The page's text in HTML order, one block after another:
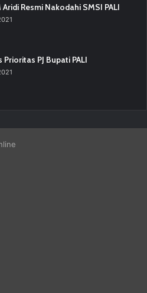
Aridi Resmi Nakodahi SMSI PALI
Prioritas PJ Bupati PALI